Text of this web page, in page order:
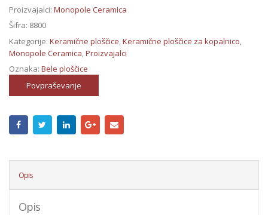
Proizvajalci: Monopole Ceramica
Šifra: 8800
Kategorije: Keramične ploščice,Keramične ploščice za kopalnico,
Monopole Ceramica,Proizvajalci
Oznaka: Bele ploščice
Povpraševanje
Opis
Opis